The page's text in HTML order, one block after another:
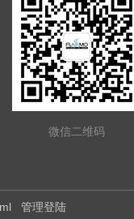
微信二维码
管理登陆